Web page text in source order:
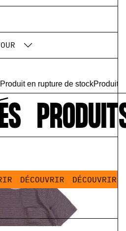
en rupture de stockProduit en
DÉCOUVRIR DÉCOUVRIR